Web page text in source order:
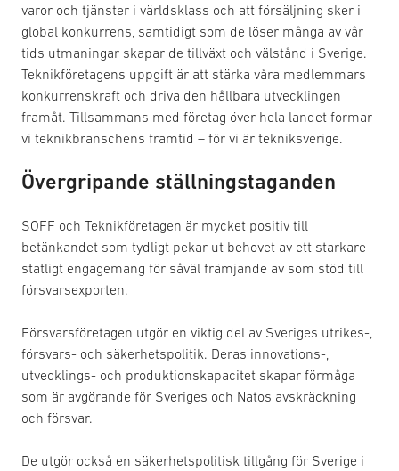
varor och tjänster i världsklass och att försäljning sker i
global konkurrens, samtidigt som de löser många av vår
tids utmaningar skapar de tillväxt och välstånd i Sverige.
Teknikföretagens uppgift är att stärka våra medlemmars
konkurrenskraft och driva den hållbara utvecklingen
framåt. Tillsammans med företag över hela landet formar
vi teknikbranschens framtid – för vi är tekniksverige.
Övergripande ställningstaganden
SOFF och Teknikföretagen är mycket positiv till
betänkandet som tydligt pekar ut behovet av ett starkare
statligt engagemang för såväl främjande av som stöd till
försvarsexporten.
Försvarsföretagen utgör en viktig del av Sveriges utrikes-,
försvars- och säkerhetspolitik. Deras innovations-,
utvecklings- och produktionskapacitet skapar förmåga
som är avgörande för Sveriges och Natos avskräckning
och försvar.
De utgör också en säkerhetspolitisk tillgång för Sverige i